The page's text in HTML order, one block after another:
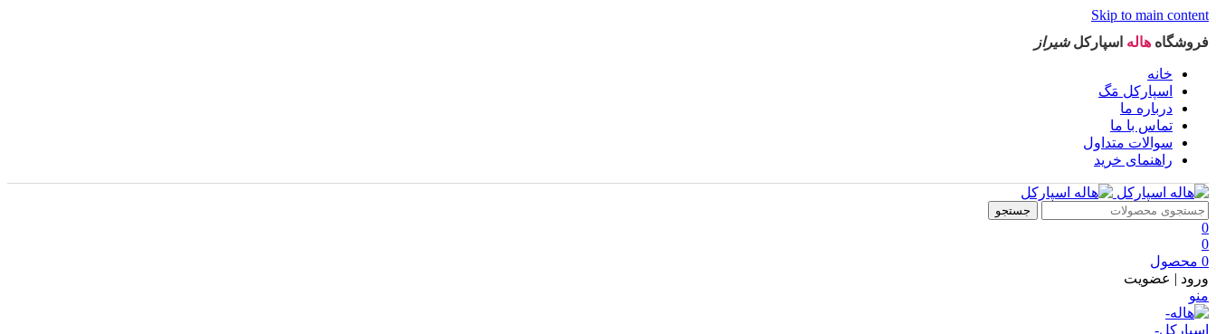
Skip to main content
فروشگاه هاله اسپارکلشیراز
خانه
اسپارکل مَگ
درباره ما
تماس با ما
سوالات متداول
راهنمای خرید
جستجو
0
0
0 محصول
ورود | عضویت
منو